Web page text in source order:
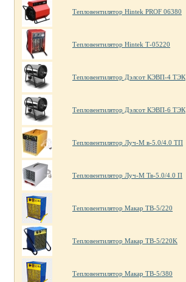
Тепловентилятор Hintek PROF 06380
Тепловентилятор Hintek Т-05220
Тепловентилятор Дэлсот КЭВП-4 ТЭК
Тепловентилятор Дэлсот КЭВП-6 ТЭК
Тепловентилятор Луч-М в-5.0/4.0 ТП
Тепловентилятор Луч-М Тв-5.0/4.0 П
Тепловентилятор Макар ТВ-5/220
Тепловентилятор Макар ТВ-5/220K
Тепловентилятор Макар ТВ-5/380